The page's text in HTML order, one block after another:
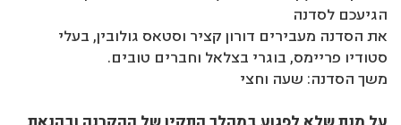
הגיעכם לסדנה
את הסדנה מעבירים דורון קציר וסטאס גולובין, בעלי
סטודיו פריימס, בוגרי בצלאל וחברים טובים.
משך הסדנה: שעה וחצי
על מנת שלא לפגוע במהלך התקין של ההקרנה ובהנאת